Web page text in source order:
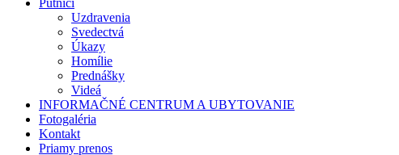
Pútnici
Uzdravenia
Svedectvá
Úkazy
Homílie
Prednášky
Videá
INFORMAČNÉ CENTRUM A UBYTOVANIE
Fotogaléria
Kontakt
Priamy prenos